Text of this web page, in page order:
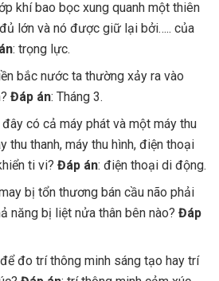
khí bao bọc xung quanh một thiên
lớn và nó được giữ lại bởi….. của
: trọng lực.
bắc nước ta thường xảy ra vào
Đáp án: Tháng 3.
có cả máy phát và một máy thu
thu thanh, máy thu hình, điện thoại
ti vi?Đáp án: điện thoại di động.
bị tổn thương bán cầu não phải
năng bị liệt nửa thân bên nào?Đáp
đo trí thông minh sáng tạo hay trí